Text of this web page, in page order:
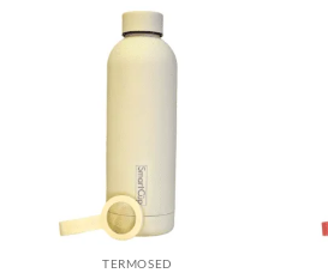
TERMOSED